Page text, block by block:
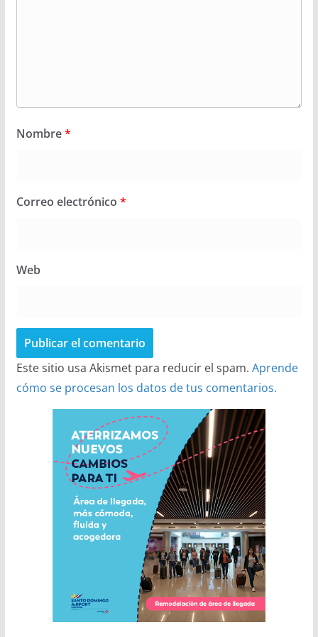
Nombre*
Correo electrónico *
Web
Este sitio usa Akismet para reducir el spam. Aprende
cómo se procesan los datos de tus comentarios.